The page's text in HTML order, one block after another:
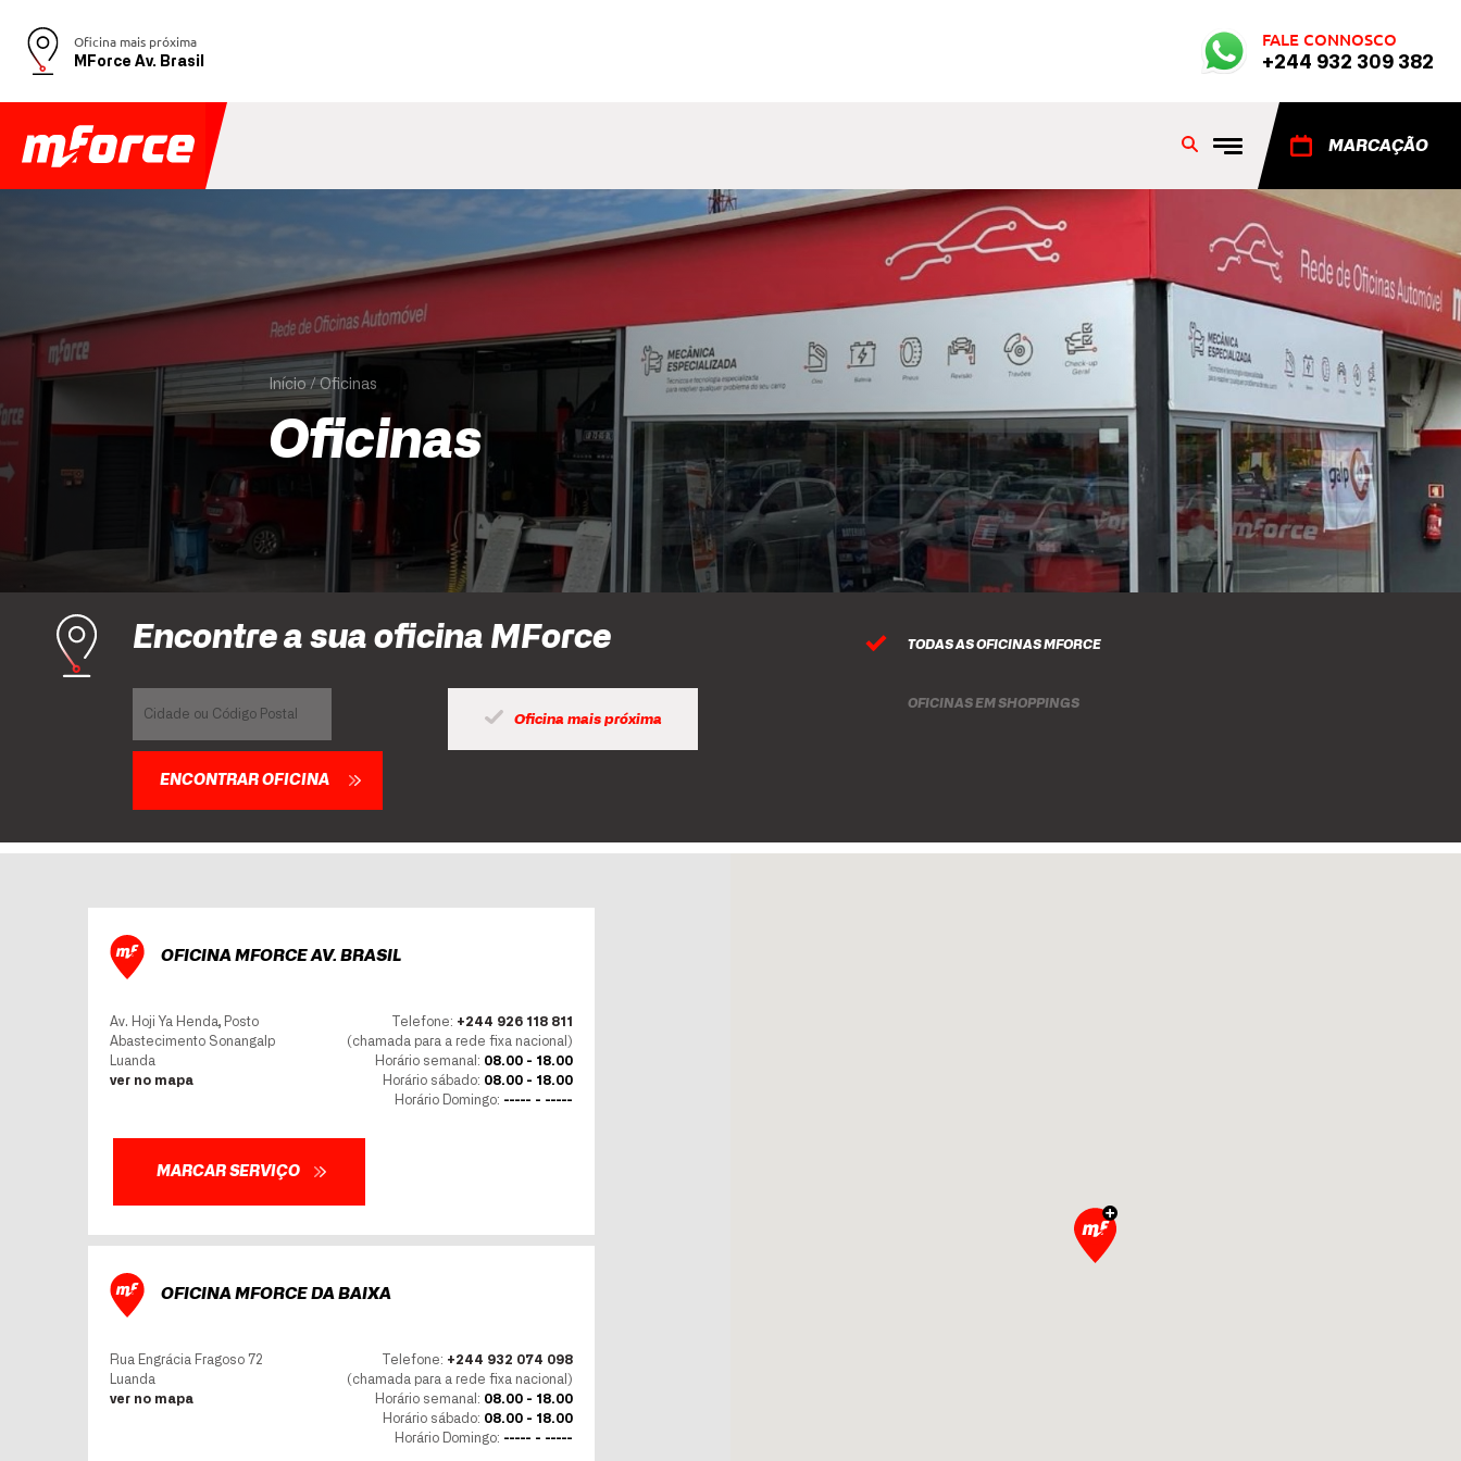
Oficina mais próxima
MForce Av. Brasil
FALE CONNOSCO
+244 932 309 382
MARCAÇÃO
Início Oficinas
Oficinas
Encontre a sua oficina MForce
ENCONTRAR OFICINA
Oficina mais próxima
TODAS AS OFICINAS MFORCE
OFICINAS EM SHOPPINGS
OFICINA MFORCE AV. BRASIL
Av. Hoji Ya Henda, Posto
Abastecimento Sonangalp
Luanda
ver no mapa
Telefone: +244 926 118 811
(chamada para a rede fixa nacional)
Horário semanal: 08.00 - 18.00
Horário sábado: 08.00 - 18.00
Horário Domingo: ----- - -----
MARCAR SERVIÇO
OFICINA MFORCE DA BAIXA
Rua Engrácia Fragoso 72
Luanda
ver no mapa
Telefone: +244 932 074 098
(chamada para a rede fixa nacional)
Horário semanal: 08.00 - 18.00
Horário sábado: 08.00 - 18.00
Horário Domingo: ----- - -----